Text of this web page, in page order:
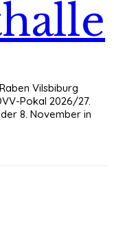
Vilsbiburg
Pokal 2026/27.
8. November in